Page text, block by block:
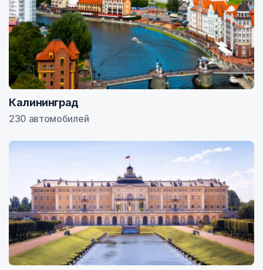
Калининград
230 автомобилей